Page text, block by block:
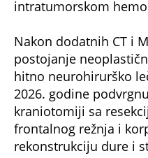
postojanje
hitno neurohirurško
2026. godine
kraniotomiji sa
frontalnog režnja i
rekonstrukciju dure i
poklopca. Operacija